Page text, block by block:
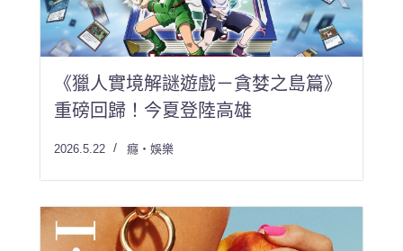
《獵人實境解謎遊戲－貪婪之島篇》
重磅回歸！今夏登陸高雄
2026.5.22 癮・娛樂